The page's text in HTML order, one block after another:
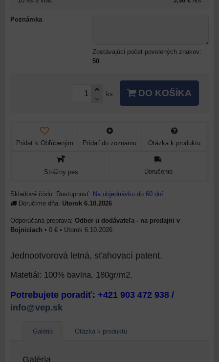
Poznámka
Zostávajúci počet povolených znakov:
50
ks DO KOŠÍKA
Pridať k Obľúbeným Pridať do zoznamu Otázka k produktu
Strážny pes Doručenia
Skladové číslo: Dostupnosť: Na objednávku do 60 dní
Doručíme dňa: Utorok 6.10.2026
Odber u dodávateľa - na predajni v
Bojniciach • 0 € • Utorok 6.10.2026
Jednootvorová letná, sťahovací patent.
Matetiál: 100% bavlna, 180gr/m2.
Potrebujete poradiť: +421 903 472 938 /
info@vep.sk
Galéria Otázka k produktu
Galéria